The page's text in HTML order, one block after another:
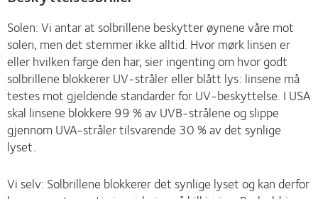
Solen: Vi antar at solbrillene beskytter øynene våre mot
solen, men det stemmer ikke alltid. Hvor mørk linsen er
eller hvilken farge den har, sier ingenting om hvor godt
solbrillene blokkerer UV-stråler eller blått lys: linsene må
testes mot gjeldende standarder for UV-beskyttelse. I USA
skal linsene blokkere 99 % av UVB-strålene og slippe
gjennom UVA-stråler tilsvarende 30 % av det synlige
lyset.
Vi selv: Solbrillene blokkerer det synlige lyset og kan derfor